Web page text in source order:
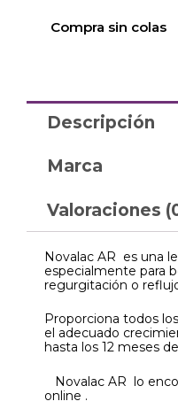
Compra sin colas
Descripción
Marca
Valoraciones
Novalac AR es una
especialmente para
regurgitación o
Proporciona todos
el adecuado
hasta los 12 meses
Novalac AR lo
online .